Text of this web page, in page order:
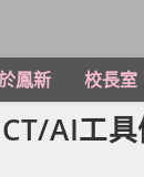
鳳新 校長室
AI工